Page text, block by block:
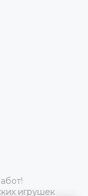
игрушек